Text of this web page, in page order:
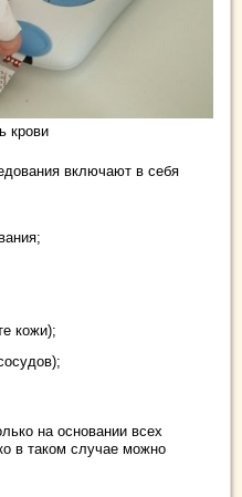
крови
включают в себя
кожи);
на основании всех
в таком случае можно